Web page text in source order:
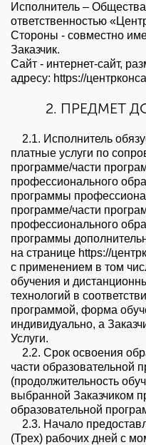
Исполнитель –
ответственностью
Стороны - совместно
Заказчик.
Сайт - интернет-сайт,
адресу: https://
2. ПРЕДМЕТ
2.1. Исполнитель
платные услуги по
программе/части
профессионального
программы
программе/части
профессионального
программы
на странице https://
с применением в том
обучения и
технологий в
программой, форма
индивидуально, а
Услуги.
2.2. Срок освоения
части образовательной
(продолжительность
выбранной Заказчиком
образовательной
2.3. Начало
(Трех) рабочих дней с